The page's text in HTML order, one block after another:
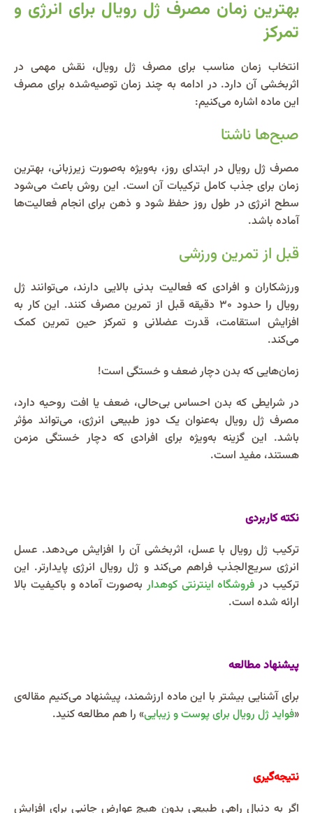
بهترین زمان مصرف ژل رویال برای انرژی و
تمرکز
انتخاب زمان مناسب برای مصرف ژل رویال، نقش مهمی در
اثربخشی آن دارد. در ادامه به چند زمان توصیه‌شده برای مصرف
این ماده اشاره می‌کنیم:
صبح‌ها ناشتا
مصرف ژل رویال در ابتدای روز، به‌ویژه به‌صورت زیرزبانی، بهترین
زمان برای جذب کامل ترکیبات آن است. این روش باعث می‌شود
سطح انرژی در طول روز حفظ شود و ذهن برای انجام فعالیت‌ها
آماده باشد.
قبل از تمرین ورزشی
ورزشکاران و افرادی که فعالیت بدنی بالایی دارند، می‌توانند ژل
رویال را حدود ۳۰ دقیقه قبل از تمرین مصرف کنند. این کار به
افزایش استقامت، قدرت عضلانی و تمرکز حین تمرین کمک
می‌کند.
زمان‌هایی که بدن دچار ضعف و خستگی است!
در شرایطی که بدن احساس بی‌حالی، ضعف یا افت روحیه دارد،
مصرف ژل رویال به‌عنوان یک دوز طبیعی انرژی، می‌تواند مؤثر
باشد. این گزینه به‌ویژه برای افرادی که دچار خستگی مزمن
هستند، مفید است.
نکته کاربردی
ترکیب ژل رویال با عسل، اثربخشی آن را افزایش می‌دهد. عسل
انرژی سریع‌الجذب فراهم می‌کند و ژل رویال انرژی پایدارتر. این
ترکیب در فروشگاه اینترنتی کوهدار به‌صورت آماده و باکیفیت بالا
ارائه شده است.
پیشنهاد مطالعه
برای آشنایی بیشتر با این ماده ارزشمند، پیشنهاد می‌کنیم مقاله‌ی
«فواید ژل رویال برای پوست و زیبایی» را هم مطالعه کنید.
نتیجه‌گیری
اگر به دنبال راهی طبیعی بدون هیچ عوارض جانبی برای افزایش